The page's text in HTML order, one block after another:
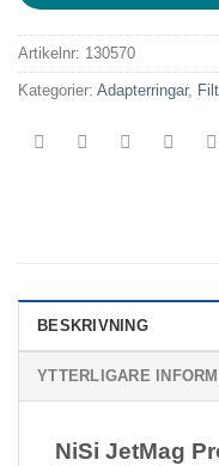
Artikelnr: 130570
Kategorier: Adapterringar,
BESKRIVNING
YTTERLIGARE
NiSi JetMag